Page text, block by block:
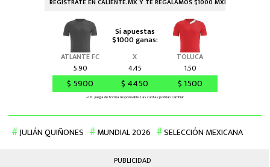
JULIÁN QUIÑONES MUNDIAL 2026 SELECCIÓN MEXICANA
PUBLICIDAD